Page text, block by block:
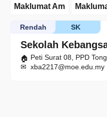
Maklumat Am
Sekolah
SK
Rendah
Peti Surat 08, PPD
xba2217@moe.edu.my